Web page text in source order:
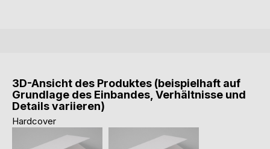
3D-Ansicht des Produktes (beispielhaft auf
Grundlage des Einbandes, Verhältnisse und
Details variieren)
Hardcover